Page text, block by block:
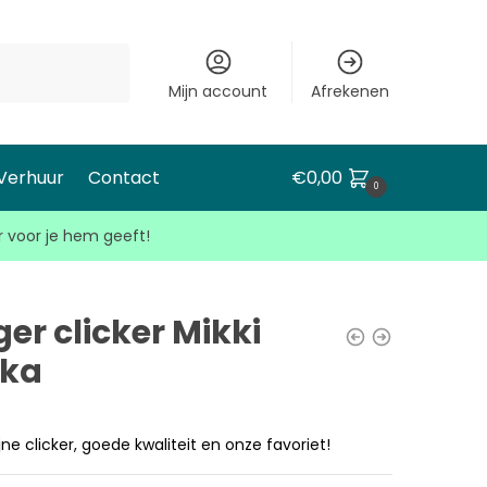
Mijn account Afrekenen
Contact €0,00 0
voor je hem geeft!
clicker Mikki
clicker, goede kwaliteit en onze favoriet!